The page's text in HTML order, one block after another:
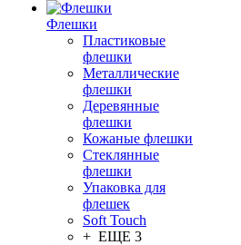
Флешки
Пластиковые
флешки
Металлические
флешки
Деревянные
флешки
Кожаные флешки
Стеклянные
флешки
Упаковка для
флешек
Soft Touch
+ ЕЩЕ 3